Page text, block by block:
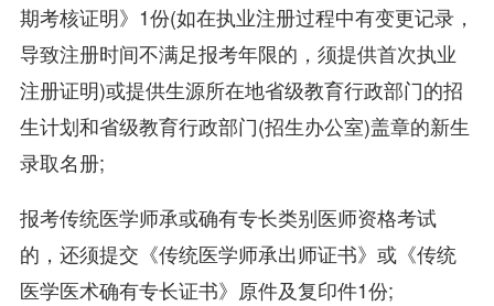
期考核证明》1份(如在执业注册过程中有变更记录，
导致注册时间不满足报考年限的，须提供首次执业
注册证明)或提供生源所在地省级教育行政部门的招
生计划和省级教育行政部门(招生办公室)盖章的新生
录取名册;
报考传统医学师承或确有专长类别医师资格考试
的，还须提交《传统医学师承出师证书》或《传统
医学医术确有专长证书》原件及复印件1份;